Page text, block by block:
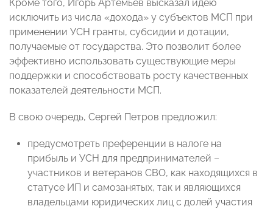
Кроме того, Игорь Артемьев высказал идею
исключить из числа «дохода» у субъектов МСП при
применении УСН гранты, субсидии и дотации,
получаемые от государства. Это позволит более
эффективно использовать существующие меры
поддержки и способствовать росту качественных
показателей деятельности МСП.
В свою очередь, Сергей Петров предложил:
предусмотреть преференции в налоге на
прибыль и УСН для предпринимателей –
участников и ветеранов СВО, как находящихся в
статусе ИП и самозанятых, так и являющихся
владельцами юридических лиц с долей участия